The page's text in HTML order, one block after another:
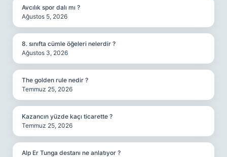
Avcılık spor dalı mı ?
Ağustos 5, 2026
8. sınıfta cümle öğeleri nelerdir ?
Ağustos 3, 2026
The golden rule nedir ?
Temmuz 25, 2026
Kazancın yüzde kaçı ticarette ?
Temmuz 25, 2026
Alp Er Tunga destanı ne anlatıyor ?